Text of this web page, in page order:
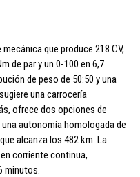
que produce 218 CV,
de par y un 0-100 en 6,7
de peso de 50:50 y una
una carrocería
ofrece dos opciones de
autonomía homologada de
alcanza los 482 km. La
corriente continua,
minutos.